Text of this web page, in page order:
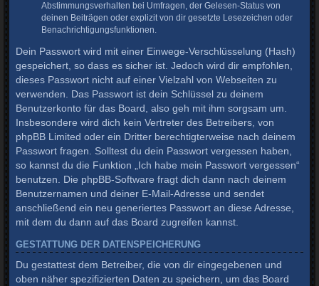
Abstimmungsverhalten bei Umfragen, der Gelesen-Status von
deinen Beiträgen oder explizit von dir gesetzte Lesezeichen oder
Benachrichtigungsfunktionen.
Dein Passwort wird mit einer Einwege-Verschlüsselung (Hash)
gespeichert, so dass es sicher ist. Jedoch wird dir empfohlen,
dieses Passwort nicht auf einer Vielzahl von Webseiten zu
verwenden. Das Passwort ist dein Schlüssel zu deinem
Benutzerkonto für das Board, also geh mit ihm sorgsam um.
Insbesondere wird dich kein Vertreter des Betreibers, von
phpBB Limited oder ein Dritter berechtigterweise nach deinem
Passwort fragen. Solltest du dein Passwort vergessen haben,
so kannst du die Funktion „Ich habe mein Passwort vergessen“
benutzen. Die phpBB-Software fragt dich dann nach deinem
Benutzernamen und deiner E-Mail-Adresse und sendet
anschließend ein neu generiertes Passwort an diese Adresse,
mit dem du dann auf das Board zugreifen kannst.
GESTATTUNG DER DATENSPEICHERUNG
Du gestattest dem Betreiber, die von dir eingegebenen und
oben näher spezifizierten Daten zu speichern, um das Board